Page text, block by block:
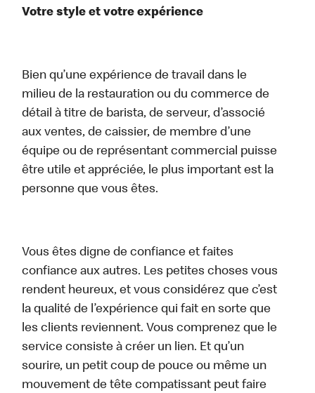
Votre style et votre expérience
Bien qu’une expérience de travail dans le
milieu de la restauration ou du commerce de
détail à titre de barista, de serveur, d’associé
aux ventes, de caissier, de membre d’une
équipe ou de représentant commercial puisse
être utile et appréciée, le plus important est la
personne que vous êtes.
Vous êtes digne de confiance et faites
confiance aux autres. Les petites choses vous
rendent heureux, et vous considérez que c’est
la qualité de l’expérience qui fait en sorte que
les clients reviennent. Vous comprenez que le
service consiste à créer un lien. Et qu’un
sourire, un petit coup de pouce ou même un
mouvement de tête compatissant peut faire